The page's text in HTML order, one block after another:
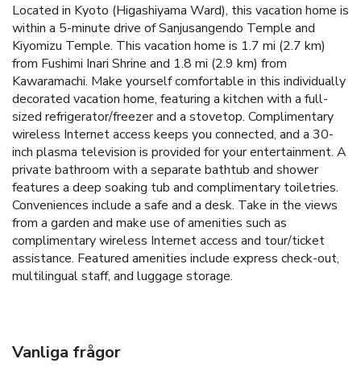
Located in Kyoto (Higashiyama Ward), this vacation home is
within a 5-minute drive of Sanjusangendo Temple and
Kiyomizu Temple. This vacation home is 1.7 mi (2.7 km)
from Fushimi Inari Shrine and 1.8 mi (2.9 km) from
Kawaramachi. Make yourself comfortable in this individually
decorated vacation home, featuring a kitchen with a full-
sized refrigerator/freezer and a stovetop. Complimentary
wireless Internet access keeps you connected, and a 30-
inch plasma television is provided for your entertainment. A
private bathroom with a separate bathtub and shower
features a deep soaking tub and complimentary toiletries.
Conveniences include a safe and a desk. Take in the views
from a garden and make use of amenities such as
complimentary wireless Internet access and tour/ticket
assistance. Featured amenities include express check-out,
multilingual staff, and luggage storage.
Vanliga frågor